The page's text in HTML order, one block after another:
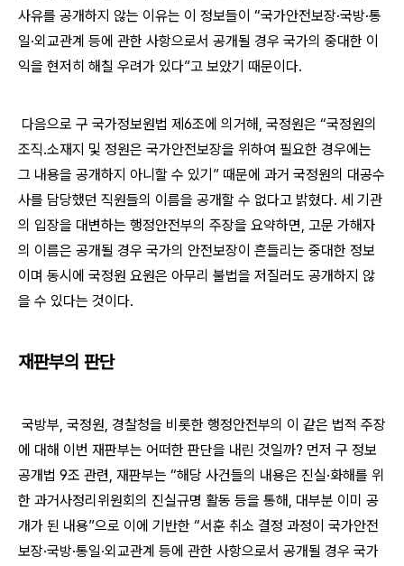
사유를 공개하지 않는 이유는 이 정보들이 “국가안전보장·국방·통
일·외교관계 등에 관한 사항으로서 공개될 경우 국가의 중대한 이
익을 현저히 해칠 우려가 있다”고 보았기 때문이다.
다음으로 구 국가정보원법 제6조에 의거해, 국정원은 “국정원의
조직․소재지 및 정원은 국가안전보장을 위하여 필요한 경우에는
그 내용을 공개하지 아니할 수 있기” 때문에 과거 국정원의 대공수
사를 담당했던 직원들의 이름을 공개할 수 없다고 밝혔다. 세 기관
의 입장을 대변하는 행정안전부의 주장을 요약하면, 고문 가해자
의 이름은 공개될 경우 국가의 안전보장이 흔들리는 중대한 정보
이며 동시에 국정원 요원은 아무리 불법을 저질러도 공개하지 않
을 수 있다는 것이다.
재판부의 판단
국방부, 국정원, 경찰청을 비롯한 행정안전부의 이 같은 법적 주장
에 대해 이번 재판부는 어떠한 판단을 내린 것일까? 먼저 구 정보
공개법 9조 관련, 재판부는 “해당 사건들의 내용은 진실·화해를 위
한 과거사정리위원회의 진실규명 활동 등을 통해, 대부분 이미 공
개가 된 내용”으로 이에 기반한 “서훈 취소 결정 과정이 국가안전
보장·국방·통일·외교관계 등에 관한 사항으로서 공개될 경우 국가